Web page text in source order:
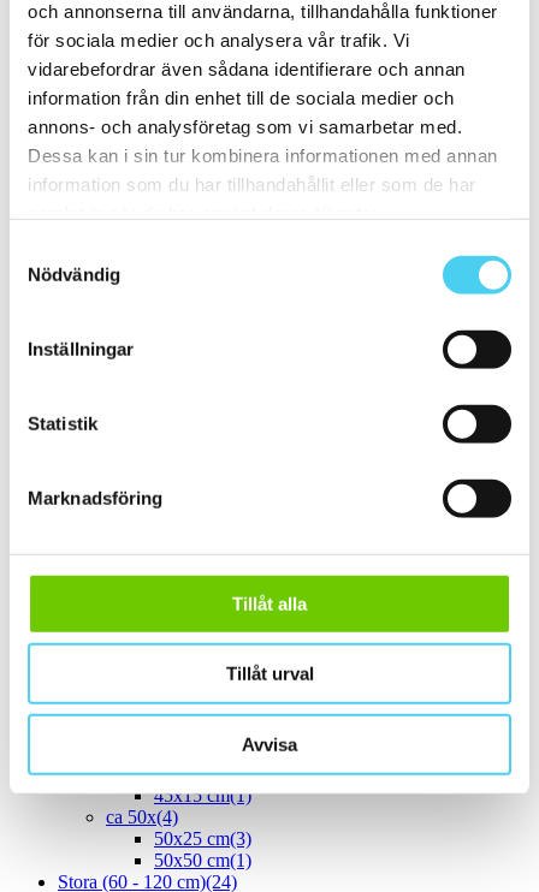
och annonserna till användarna, tillhandahålla funktioner
för sociala medier och analysera vår trafik. Vi
vidarebefordrar även sådana identifierare och annan
information från din enhet till de sociala medier och
annons- och analysföretag som vi samarbetar med.
Dessa kan i sin tur kombinera informationen med annan
information som du har tillhandahållit eller som de har
Nödvändig
Inställningar
Statistik
Marknadsföring
Tillåt alla
Tillåt urval
Avvisa
20x10 cm(4)
20x25 cm(1)
20x30 cm (1)
20x40 cm(1)
ca 20x60 cm(2)
20x58 cm(1)
20x60 cm
(1)
Mellan (25 - 50 cm)(67)
ca 25x(16)
ca 30x
ca 30x15 cm
ca 30x30 cm(13)
30x30 cm(13)
ca 30x60 cm(16)
ca 35x(1)
33.3x55 cm(1)
40x10 cm(2)
(5)
ca 45x(1)
45x15 cm(1)
ca 50x(4)
50x25 cm(3)
50x50 cm(1)
Stora (60 - 120 cm)(24)